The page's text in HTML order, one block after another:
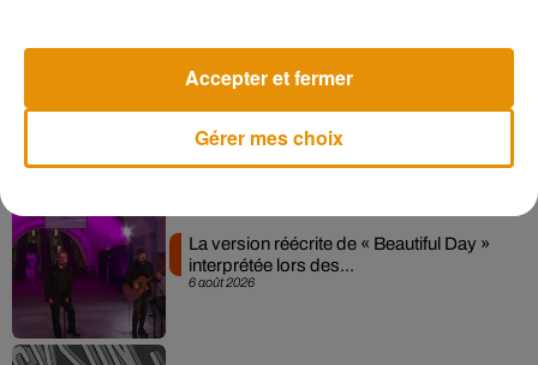
Pomme emprunte le décor de l’émission
6 août 2026
La version réécrite de « Beautiful Day »
interprétée lors des...
Gérer mes choix
Accepter et fermer